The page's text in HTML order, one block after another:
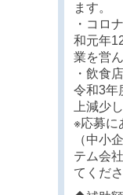
ます。
・コロ
和元年
業を営
・飲食
令和3年
上減少
※応募に
（中小
テム会
てくださ